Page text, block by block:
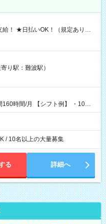
事後はコンビニATMから 日払
り駅：難波駅）
フト例】 ・10：
/ 10名以上の大量募集
る 詳細へ